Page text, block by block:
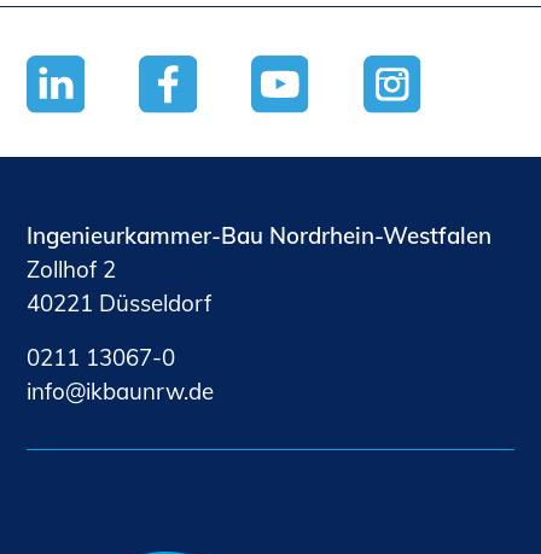
Ingenieurkammer-Bau Nordrhein-Westfalen
Zollhof 2
40221 Düsseldorf
0211 13067-0
nf
kb nrwd